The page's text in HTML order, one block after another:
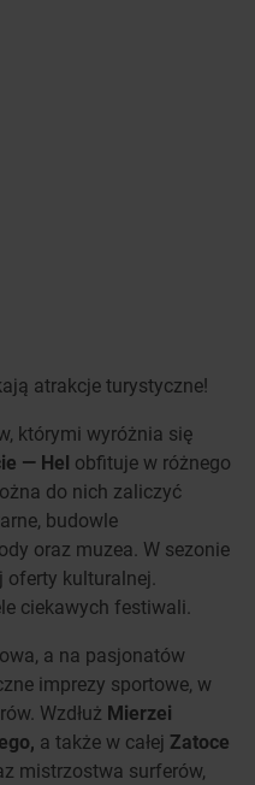
atrakcje turystyczne!
którymi wyróżnia się
— Hel obfituje w różnego
do nich zaliczyć
budowle
oraz muzea. W sezonie
oferty kulturalnej.
ciekawych festiwali.
a na pasjonatów
imprezy sportowe, w
Wzdłuż Mierzei
a także w całej Zatoce
mistrzostwa surferów,